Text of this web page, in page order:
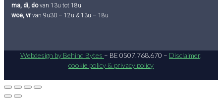
ma, di, dovan 13u tot 18u
woe, vrvan 9u30 – 12u & 13u – 18u
Webdesign by Behind Bytes – BE 0507.768.670 – Disclaimer,
cookie policy & privacy policy